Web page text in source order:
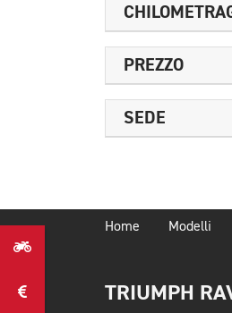
PREZZO
SEDE
Home Modelli
TRIUMPH